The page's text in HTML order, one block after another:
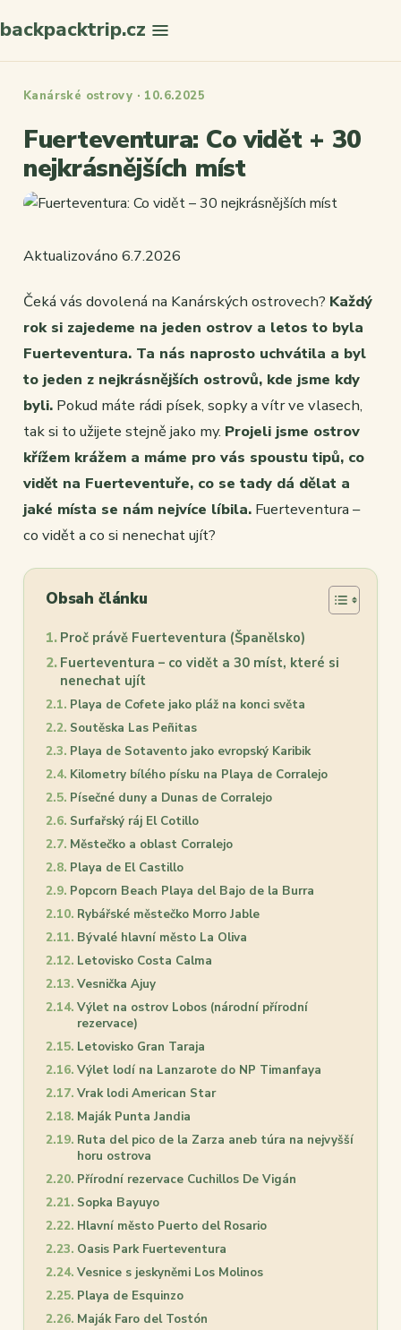
backpacktrip.cz
Kanárské ostrovy · 10.6.2025
Fuerteventura: Co vidět + 30
nejkrásnějších míst
Aktualizováno 6.7.2026
Čeká vás dovolená na Kanárských ostrovech? Každý
rok si zajedeme na jeden ostrov a letos to byla
Fuerteventura. Ta nás naprosto uchvátila a byl
to jeden z nejkrásnějších ostrovů, kde jsme kdy
byli. Pokud máte rádi písek, sopky a vítr ve vlasech,
tak si to užijete stejně jako my. Projeli jsme ostrov
křížem krážem a máme pro vás spoustu tipů, co
vidět na Fuerteventuře, co se tady dá dělat a
jaké místa se nám nejvíce líbila. Fuerteventura –
co vidět a co si nenechat ujít?
Obsah článku
Proč právě Fuerteventura (Španělsko)
Fuerteventura – co vidět a 30 míst, které si
nenechat ujít
Playa de Cofete jako pláž na konci světa
Soutěska Las Peñitas
Playa de Sotavento jako evropský Karibik
Kilometry bílého písku na Playa de Corralejo
Písečné duny a Dunas de Corralejo
Surfařský ráj El Cotillo
Městečko a oblast Corralejo
Playa de El Castillo
Popcorn Beach Playa del Bajo de la Burra
Rybářské městečko Morro Jable
Bývalé hlavní město La Oliva
Letovisko Costa Calma
Vesnička Ajuy
Výlet na ostrov Lobos (národní přírodní
rezervace)
Letovisko Gran Taraja
Výlet lodí na Lanzarote do NP Timanfaya
Vrak lodi American Star
Maják Punta Jandia
Ruta del pico de la Zarza aneb túra na nejvyšší
horu ostrova
Přírodní rezervace Cuchillos De Vigán
Sopka Bayuyo
Hlavní město Puerto del Rosario
Oasis Park Fuerteventura
Vesnice s jeskyněmi Los Molinos
Playa de Esquinzo
Maják Faro del Tostón